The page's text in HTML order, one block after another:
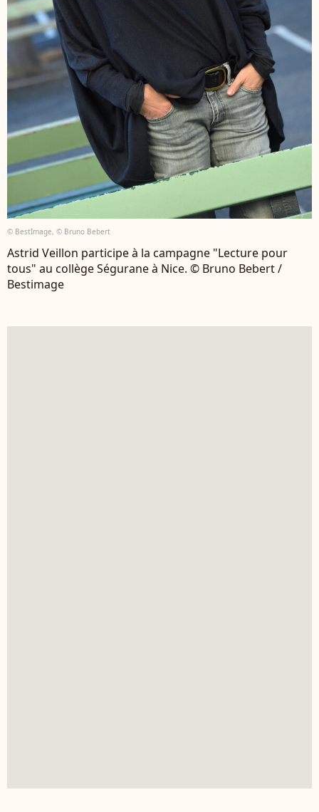
© BestImage, © Bruno Bebert
Astrid Veillon participe à la campagne "Lecture pour
tous" au collège Ségurane à Nice. © Bruno Bebert /
Bestimage